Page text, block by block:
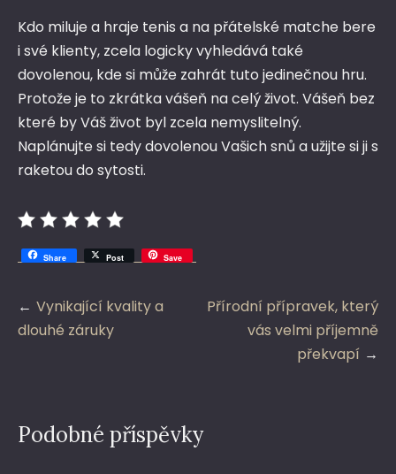
Kdo miluje a hraje tenis a na přátelské matche bere
i své klienty, zcela logicky vyhledává také
dovolenou, kde si může zahrát tuto jedinečnou hru.
Protože je to zkrátka vášeň na celý život. Vášeň bez
které by Váš život byl zcela nemyslitelný.
Naplánujte si tedy dovolenou Vašich snů a užijte si ji s
raketou do sytosti.
Share Post Save
Navigace
pro
Vynikající kvality a
dlouhé záruky
Přírodní přípravek, který
vás velmi příjemně
překvapí
Podobné příspěvky